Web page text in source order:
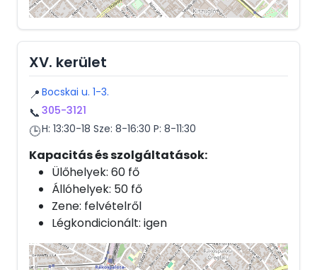
XV. kerület
📍 Bocskai u. 1-3.
📞 305-3121
🕒H: 13:30-18 Sze: 8-16:30 P: 8-11:30
Kapacitás és szolgáltatások:
Ülőhelyek: 60 fő
Állóhelyek: 50 fő
Zene: felvételről
Légkondicionált: igen